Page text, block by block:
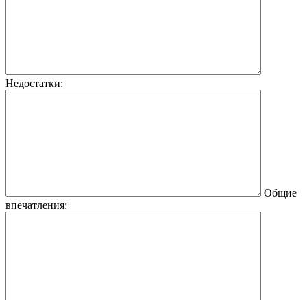
Недостатки:
Общие
впечатления: